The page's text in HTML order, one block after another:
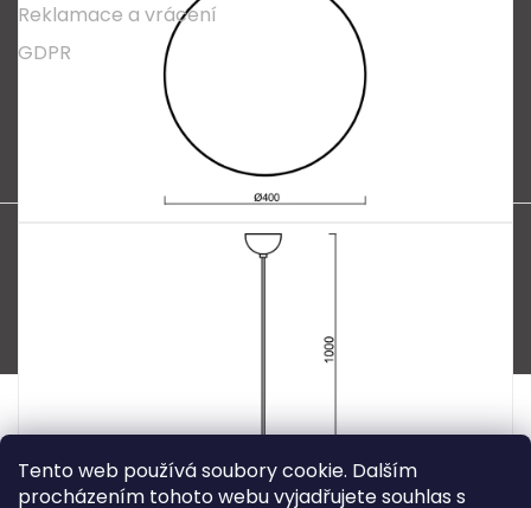
Tento web používá soubory cookie. Dalším
procházením tohoto webu vyjadřujete souhlas s
Reklamace a vrácení
GDPR
Oblíbené série svítidel:
Nordlux Alton
Nordlux Milford
Nordlux Oja Nordlux Ellen
Nordlux Explore Nordlux Landon
Vytvořil Shoptet